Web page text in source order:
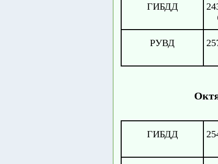
ГИБДД
РУВД
ГИБДД